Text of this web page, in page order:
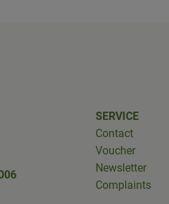
verbraucher
www.facebook.com/
zu https://www.instagram.com/
SERVICE
Contact
Voucher
Newsletter
Complaints